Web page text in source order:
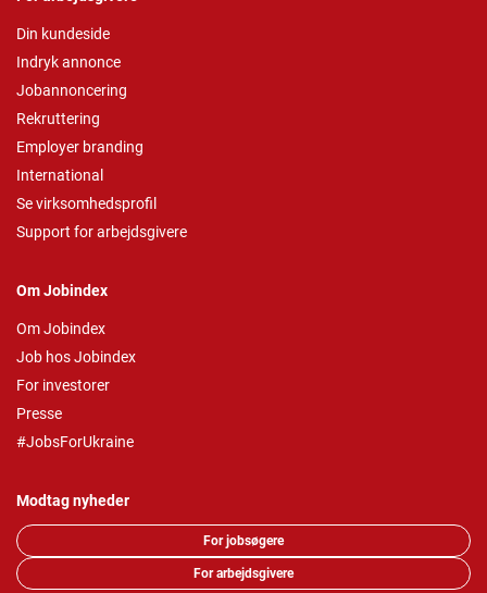
Din kundeside
Indryk annonce
Jobannoncering
Rekruttering
Employer branding
International
Se virksomhedsprofil
Support for arbejdsgivere
Om Jobindex
Om Jobindex
Job hos Jobindex
For investorer
Presse
#JobsForUkraine
Modtag nyheder
For jobsøgere
For arbejdsgivere